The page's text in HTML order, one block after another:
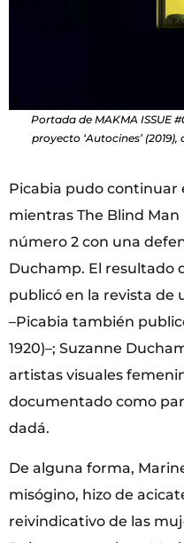
Portada de MAKMA ISSUE
proyecto ‘Autocines’
Picabia pudo continuar
mientras The Blind Man
número 2 con una
Duchamp. El resultado
publicó en la revista de
–Picabia también
1920)–; Suzanne
artistas visuales
documentado como
dadá.
De alguna forma,
misógino, hizo de
reivindicativo de las